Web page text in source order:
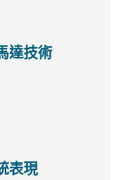
達技術
表現